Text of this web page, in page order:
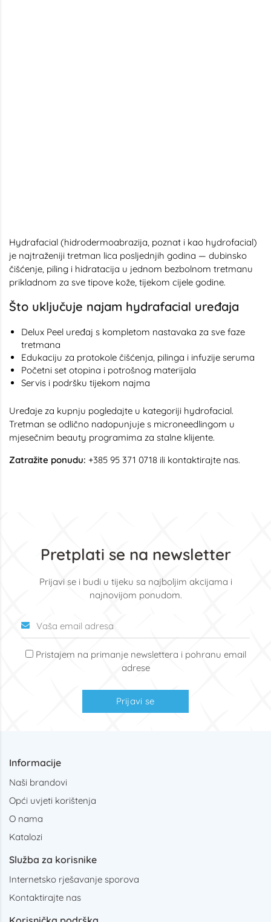
Hydrafacial (hidrodermoabrazija, poznat i kao hydrofacial)
je najtraženiji tretman lica posljednjih godina — dubinsko
čišćenje, piling i hidratacija u jednom bezbolnom tretmanu
prikladnom za sve tipove kože, tijekom cijele godine.
Što uključuje najam hydrafacial uređaja
Delux Peel uređaj s kompletom nastavaka za sve faze
tretmana
Edukaciju za protokole čišćenja, pilinga i infuzije seruma
Početni set otopina i potrošnog materijala
Servis i podršku tijekom najma
Uređaje za kupnju pogledajte u kategoriji hydrofacial.
Tretman se odlično nadopunjuje s microneedlingom u
mjesečnim beauty programima za stalne klijente.
Zatražite ponudu: +385 95 371 0718 ili kontaktirajte nas.
Pretplati se na newsletter
Prijavi se i budi u tijeku sa najboljim akcijama i
najnovijom ponudom.
Pristajem na primanje newslettera i pohranu email
adrese
Prijavi se
Informacije
Naši brandovi
Opći uvjeti korištenja
O nama
Katalozi
Služba za korisnike
Internetsko rješavanje sporova
Kontaktirajte nas